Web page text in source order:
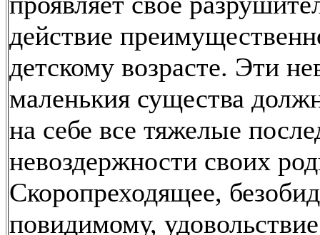
действие
детскому возрасте. Эти
маленькия существа
на себе все тяжелые
невоздержности своих
Скоропреходящее,
повидимому,